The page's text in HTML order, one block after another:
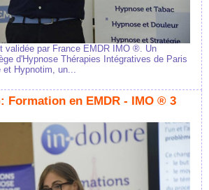
validée par France EMDR IMO ®. Un
d'Hypnose Thérapies Intégratives de Paris
Hypnotim, un...
Formation en EMDR - IMO ® 3